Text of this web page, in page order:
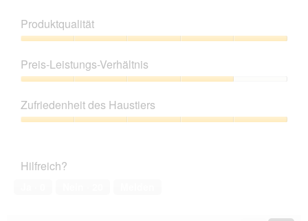
Produktqualität
5
von
5
Preis-Leistungs-Verhältnis
Leistungs-
Verhältnis,
4
Zufriedenheit des Haustiers
5
Hilfreich?